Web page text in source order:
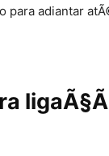
para adiantar